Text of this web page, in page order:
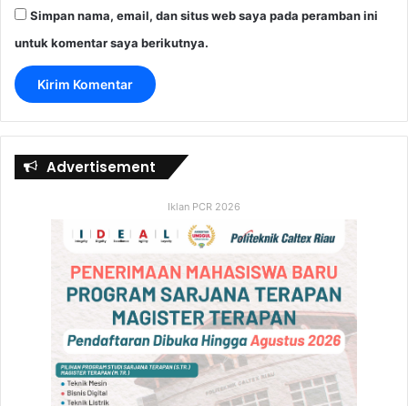
Simpan nama, email, dan situs web saya pada peramban ini
untuk komentar saya berikutnya.
Advertisement
Iklan PCR 2026